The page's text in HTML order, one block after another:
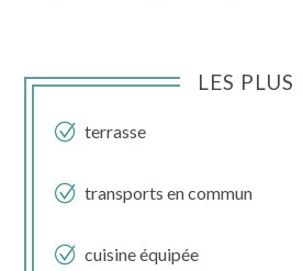
LES PLUS
terrasse
transports en commun
cuisine équipée